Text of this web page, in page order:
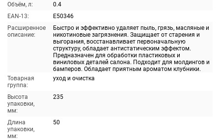
Объём, л:
0.4
EAN-13:
E50346
Расширенное
описание:
Быстро и эффективно удаляет пыль, грязь, масляные и
никотиновые загрязнения. Защищает от старения и
выгорания, восстанавливает первоначальную
структуру, обладает антистатическим эффектом.
Предназначен для обработки пластиковых и
виниловых деталей салона. Подходит для молдингов и
бамперов. Обладает приятным ароматом клубники.
Товарная
группа:
уход и очистка
Высота
упаковки,
мм:
235
Длина
упаковки,
мм:
50